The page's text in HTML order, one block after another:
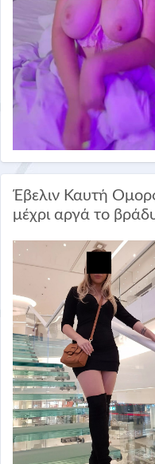
Έβελιν Καυτή
μέχρι αργά το